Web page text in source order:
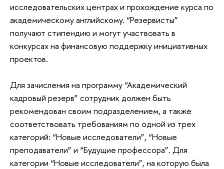
исследовательских центрах и прохождение курса по
академическому английскому. “Резервисты”
получают стипендию и могут участвовать в
конкурсах на финансовую поддержку инициативных
проектов.
Для зачисления на программу “Академический
кадровый резерв” сотрудник должен быть
рекомендован своим подразделением, а также
соответствовать требованиям по одной из трех
категорий: “Новые исследователи”, “Новые
преподаватели” и “Будущие профессора”. Для
категории “Новые исследователи”, на которую была